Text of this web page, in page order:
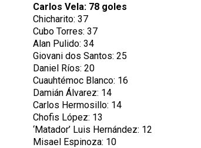
Carlos Vela: 78 goles
Chicharito: 37
Cubo Torres: 37
Alan Pulido: 34
Giovani dos Santos: 25
Daniel Ríos: 20
Cuauhtémoc Blanco: 16
Damián Álvarez: 14
Carlos Hermosillo: 14
Chofis López: 13
‘Matador’ Luis Hernández: 12
Misael Espinoza: 10